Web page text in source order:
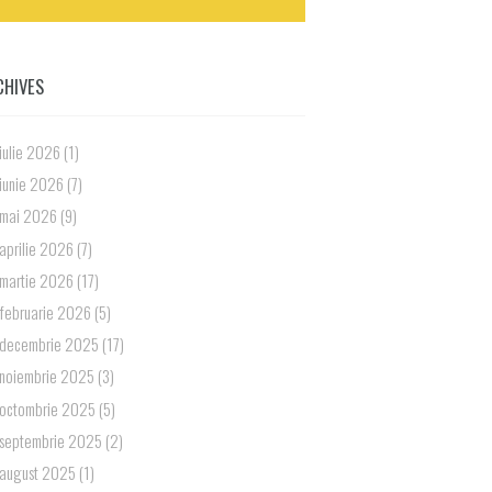
iulie 2026 (1)
iunie 2026 (7)
mai 2026 (9)
aprilie 2026 (7)
martie 2026 (17)
februarie 2026 (5)
decembrie 2025 (17)
noiembrie 2025 (3)
octombrie 2025 (5)
septembrie 2025 (2)
august 2025 (1)